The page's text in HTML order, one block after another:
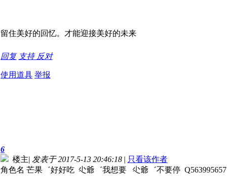
留住美好的回忆。才能迎接美好的未来
回复 支持 反对
使用道具 举报
6
楼主| 发表于 2017-5-13 20:46:18 | 只看该作者
角色名 芒果゛好好吃 尐爺゛我想要 尐爺゛不要停 Q563995657